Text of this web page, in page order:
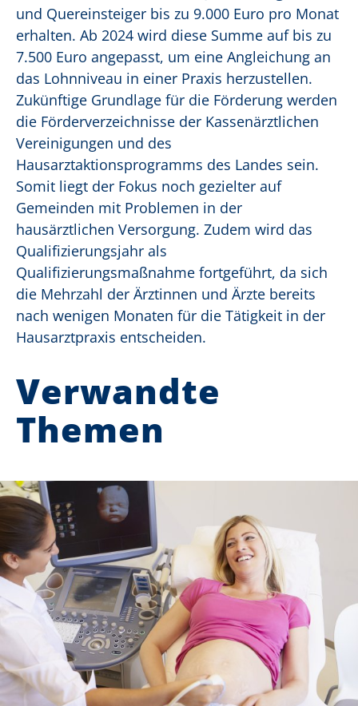
und Quereinsteiger bis zu 9.000 Euro pro Monat
erhalten. Ab 2024 wird diese Summe auf bis zu
7.500 Euro angepasst, um eine Angleichung an
das Lohnniveau in einer Praxis herzustellen.
Zukünftige Grundlage für die Förderung werden
die Förderverzeichnisse der Kassenärztlichen
Vereinigungen und des
Hausarztaktionsprogramms des Landes sein.
Somit liegt der Fokus noch gezielter auf
Gemeinden mit Problemen in der
hausärztlichen Versorgung. Zudem wird das
Qualifizierungsjahr als
Qualifizierungsmaßnahme fortgeführt, da sich
die Mehrzahl der Ärztinnen und Ärzte bereits
nach wenigen Monaten für die Tätigkeit in der
Hausarztpraxis entscheiden.
Verwandte
Themen